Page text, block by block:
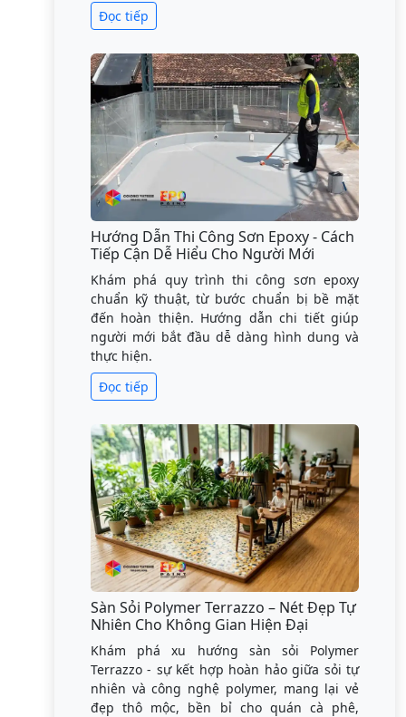
Đọc tiếp
Hướng Dẫn Thi Công Sơn Epoxy - Cách
Tiếp Cận Dễ Hiểu Cho Người Mới
Khám phá quy trình thi công sơn epoxy
chuẩn kỹ thuật, từ bước chuẩn bị bề mặt
đến hoàn thiện. Hướng dẫn chi tiết giúp
người mới bắt đầu dễ dàng hình dung và
thực hiện.
Đọc tiếp
Sàn Sỏi Polymer Terrazzo – Nét Đẹp Tự
Nhiên Cho Không Gian Hiện Đại
Khám phá xu hướng sàn sỏi Polymer
Terrazzo - sự kết hợp hoàn hảo giữa sỏi tự
nhiên và công nghệ polymer, mang lại vẻ
đẹp thô mộc, bền bỉ cho quán cà phê,